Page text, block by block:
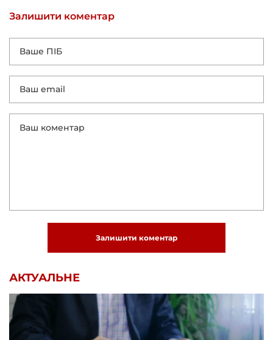
Залишити коментар
Залишити коментар
АКТУАЛЬНЕ